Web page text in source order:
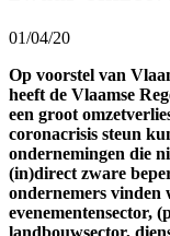
01/04/20
Op voorstel van
heeft de Vlaamse
een groot
coronacrisis steun
ondernemingen die
(in)direct zware
ondernemers vinden
evenementensector,